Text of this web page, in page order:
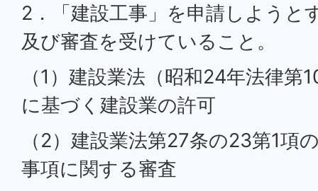
2．「建設工事」を申請しようと
及び審査を受けていること。
（1）建設業法（昭和24年法律第
に基づく建設業の許可
（2）建設業法第27条の23第1項
事項に関する審査